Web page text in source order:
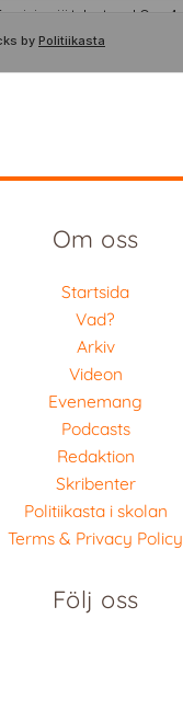
Om oss
Startsida
Vad?
Arkiv
Videon
Evenemang
Podcasts
Redaktion
Skribenter
Politiikasta i skolan
Terms & Privacy Policy
Följ oss